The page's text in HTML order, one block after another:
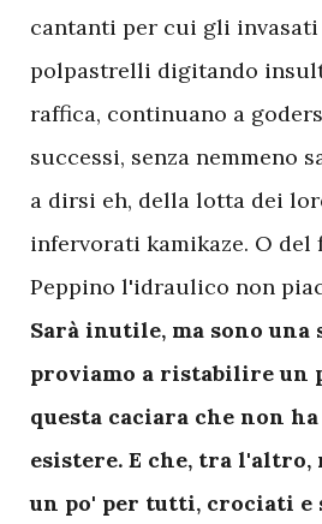
cantanti per cui gli
polpastrelli digitando
raffica, continuano a
successi, senza nemmeno
a dirsi eh, della lotta dei
infervorati kamikaze. O del
Peppino l'idraulico non
Sarà inutile, ma sono una
proviamo a ristabilire un
questa caciara che non
esistere. E che, tra
un po' per tutti, crociati